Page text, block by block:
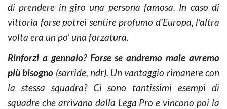
di prendere in giro una persona famosa. In caso di
vittoria forse potrei sentire profumo d’Europa, l’altra
volta era un po’ una forzatura.
Rinforzi a gennaio? Forse se andremo male avremo
più bisogno (sorride, ndr). Un vantaggio rimanere con
la stessa squadra? Ci sono tantissimi esempi di
squadre che arrivano dalla Lega Pro e vincono poi la